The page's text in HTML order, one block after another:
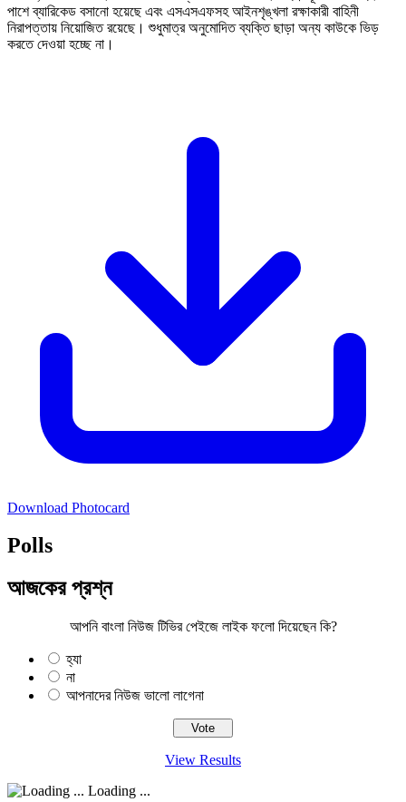
পাশে ব্যারিকেড বসানো হয়েছে এবং এসএসএফসহ আইনশৃঙ্খলা রক্ষাকারী বাহিনী
নিরাপত্তায় নিয়োজিত রয়েছে। শুধুমাত্র অনুমোদিত ব্যক্তি ছাড়া অন্য কাউকে ভিড়
করতে দেওয়া হচ্ছে না।
Download Photocard
Polls
আজকের প্রশ্ন
আপনি বাংলা নিউজ টিভির পেইজে লাইক ফলো দিয়েছেন কি?
হ্যা
না
আপনাদের নিউজ ভালো লাগেনা
View Results
Loading ...